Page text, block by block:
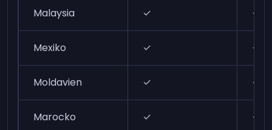
Malaysia ✓ ✓
Mexiko ✓ ✓
Moldavien ✓ ✓
Marocko ✓ ✓